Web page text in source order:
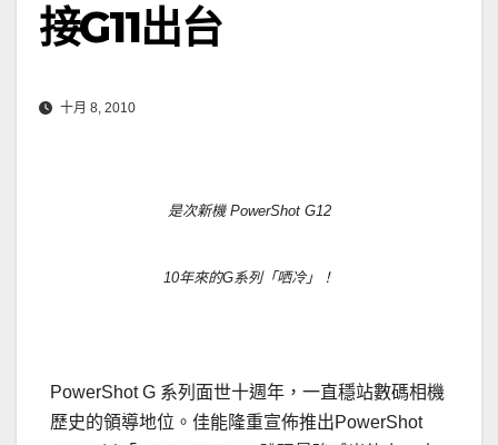
接G11出台
十月 8, 2010
是次新機 PowerShot G12
10年來的G系列「哂冷」！
PowerShot G 系列面世十週年，一直穩站數碼相機
歷史的領導地位。佳能隆重宣佈推出PowerShot